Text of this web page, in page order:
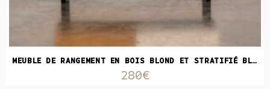
MEUBLE DE RANGEMENT EN BOIS BLOND ET STRATIFIÉ BLANC
280€